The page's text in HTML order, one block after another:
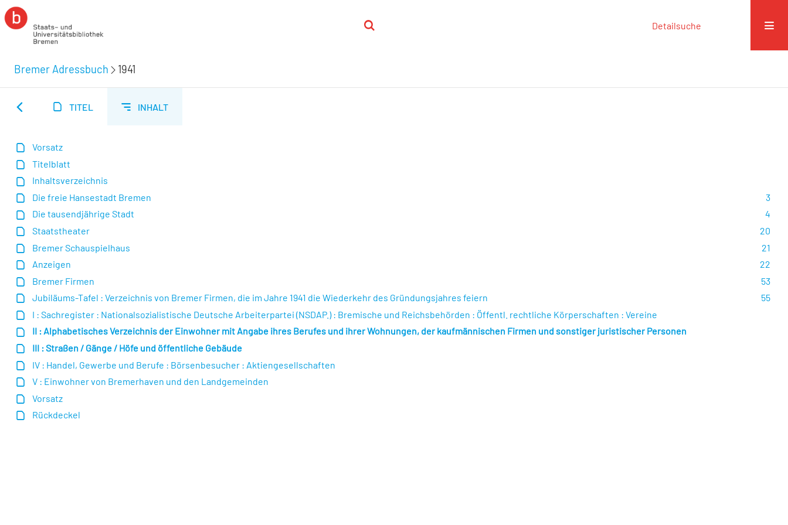
Detailsuche
Bremer Adressbuch 1941
TITEL INHALT
Vorsatz
Titelblatt
Inhaltsverzeichnis
3
Die freie Hansestadt Bremen
4
Die tausendjährige Stadt
20
Staatstheater
21
Bremer Schauspielhaus
22
Anzeigen
53
Bremer Firmen
55
Jubiläums-Tafel : Verzeichnis von Bremer Firmen, die im Jahre 1941 die Wiederkehr des Gründungsjahres feiern
I : Sachregister : Nationalsozialistische Deutsche Arbeiterpartei (NSDAP.) : Bremische und Reichsbehörden : Öffentl. rechtliche Körperschaften : Vereine
II : Alphabetisches Verzeichnis der Einwohner mit Angabe ihres Berufes und ihrer Wohnungen, der kaufmännischen Firmen und sonstiger juristischer Personen
III : Straßen / Gänge / Höfe und öffentliche Gebäude
IV : Handel, Gewerbe und Berufe : Börsenbesucher : Aktiengesellschaften
V : Einwohner von Bremerhaven und den Landgemeinden
Vorsatz
Rückdeckel